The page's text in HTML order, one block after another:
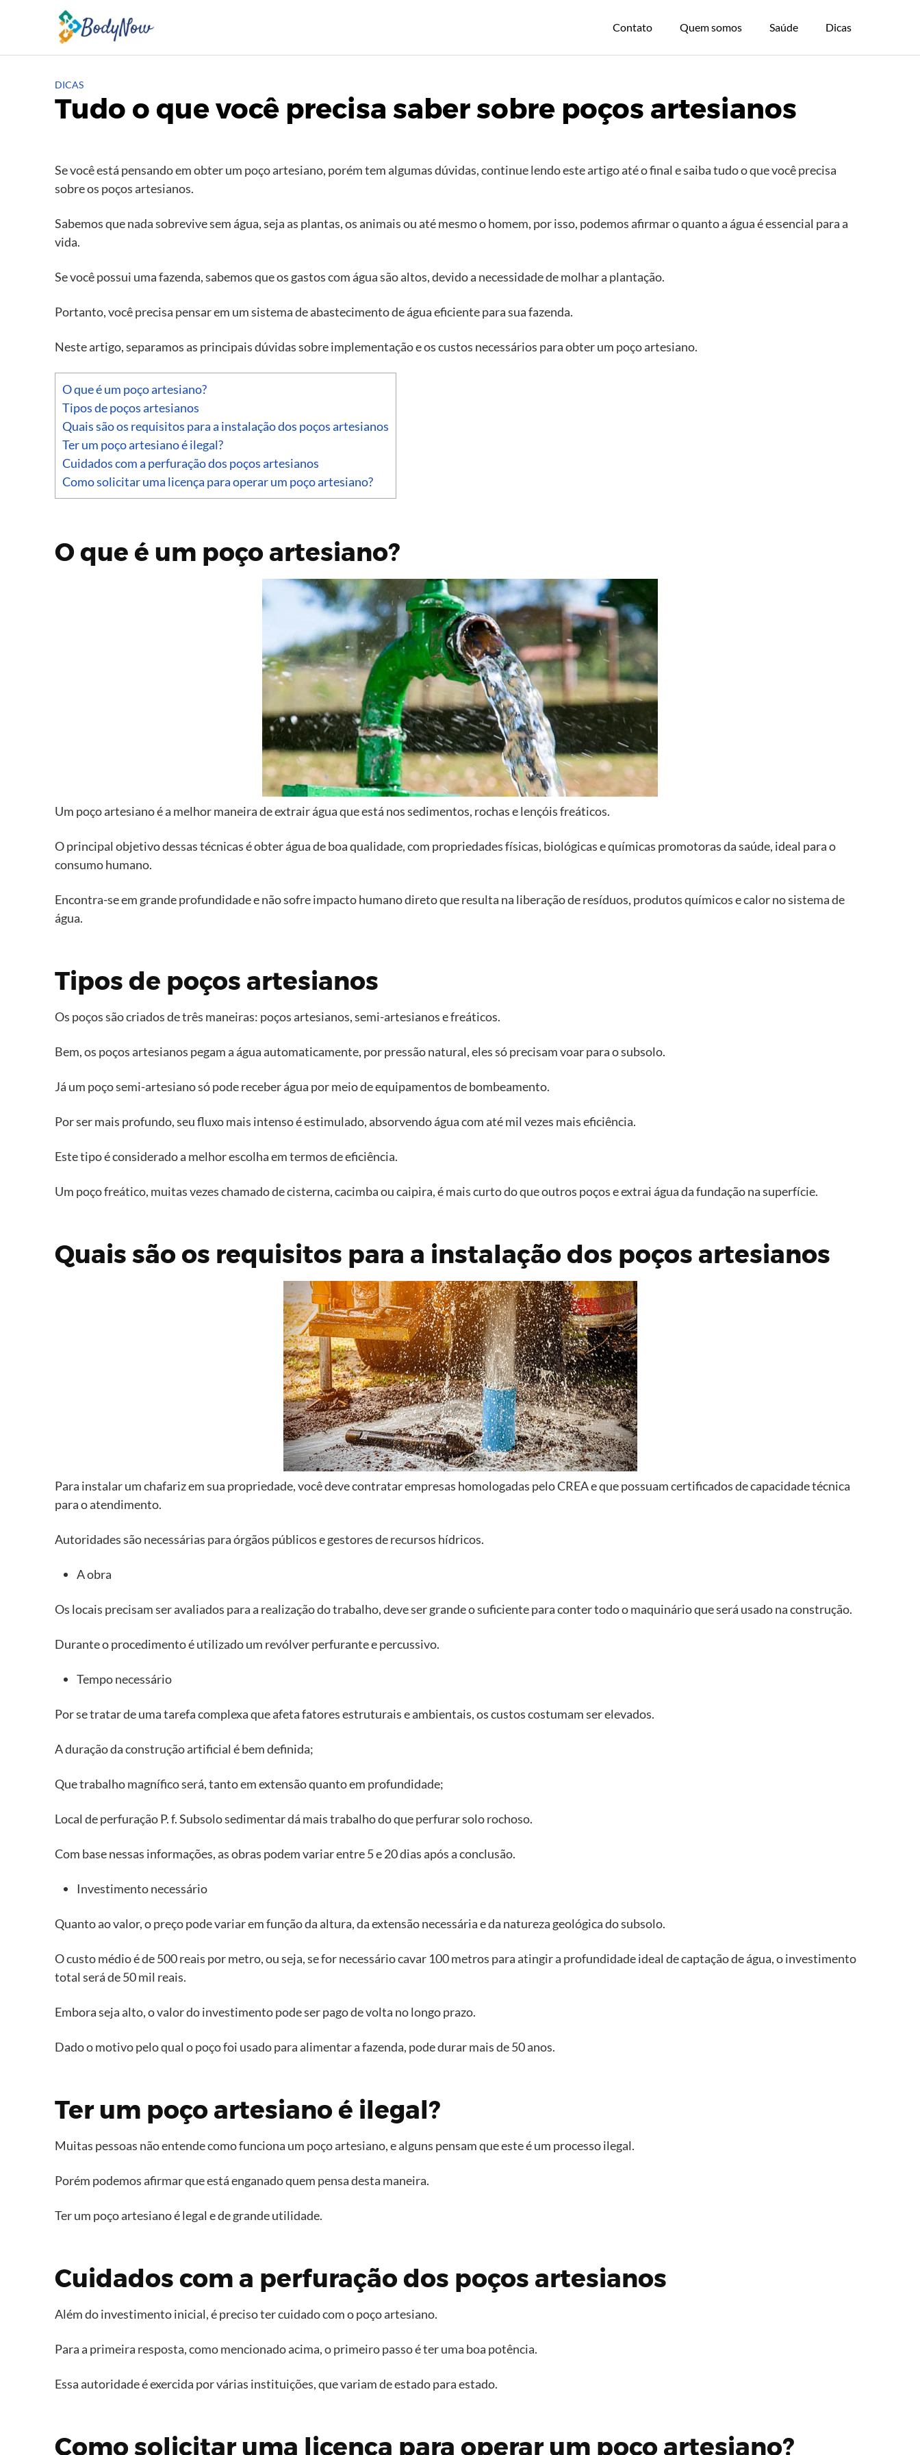
Contato Quem somos Saúde Dicas
DICAS
Tudo o que você precisa saber sobre poços artesianos
Se você está pensando em obter um poço artesiano, porém tem algumas dúvidas, continue lendo este artigo até o final e saiba tudo o que você precisa
sobre os poços artesianos.
Sabemos que nada sobrevive sem água, seja as plantas, os animais ou até mesmo o homem, por isso, podemos afirmar o quanto a água é essencial para a
vida.
Se você possui uma fazenda, sabemos que os gastos com água são altos, devido a necessidade de molhar a plantação.
Portanto, você precisa pensar em um sistema de abastecimento de água eficiente para sua fazenda.
Neste artigo, separamos as principais dúvidas sobre implementação e os custos necessários para obter um poço artesiano.
O que é um poço artesiano?
Tipos de poços artesianos
Quais são os requisitos para a instalação dos poços artesianos
Ter um poço artesiano é ilegal?
Cuidados com a perfuração dos poços artesianos
Como solicitar uma licença para operar um poço artesiano?
O que é um poço artesiano?
Um poço artesiano é a melhor maneira de extrair água que está nos sedimentos, rochas e lençóis freáticos.
O principal objetivo dessas técnicas é obter água de boa qualidade, com propriedades físicas, biológicas e químicas promotoras da saúde, ideal para o
consumo humano.
Encontra-se em grande profundidade e não sofre impacto humano direto que resulta na liberação de resíduos, produtos químicos e calor no sistema de
água.
Tipos de poços artesianos
Os poços são criados de três maneiras: poços artesianos, semi-artesianos e freáticos.
Bem, os poços artesianos pegam a água automaticamente, por pressão natural, eles só precisam voar para o subsolo.
Já um poço semi-artesiano só pode receber água por meio de equipamentos de bombeamento.
Por ser mais profundo, seu fluxo mais intenso é estimulado, absorvendo água com até mil vezes mais eficiência.
Este tipo é considerado a melhor escolha em termos de eficiência.
Um poço freático, muitas vezes chamado de cisterna, cacimba ou caipira, é mais curto do que outros poços e extrai água da fundação na superfície.
Quais são os requisitos para a instalação dos poços artesianos
Para instalar um chafariz em sua propriedade, você deve contratar empresas homologadas pelo CREA e que possuam certificados de capacidade técnica
para o atendimento.
Autoridades são necessárias para órgãos públicos e gestores de recursos hídricos.
A obra
Os locais precisam ser avaliados para a realização do trabalho, deve ser grande o suficiente para conter todo o maquinário que será usado na construção.
Durante o procedimento é utilizado um revólver perfurante e percussivo.
Tempo necessário
Por se tratar de uma tarefa complexa que afeta fatores estruturais e ambientais, os custos costumam ser elevados.
A duração da construção artificial é bem definida;
Que trabalho magnífico será, tanto em extensão quanto em profundidade;
Local de perfuração P. f. Subsolo sedimentar dá mais trabalho do que perfurar solo rochoso.
Com base nessas informações, as obras podem variar entre 5 e 20 dias após a conclusão.
Investimento necessário
Quanto ao valor, o preço pode variar em função da altura, da extensão necessária e da natureza geológica do subsolo.
O custo médio é de 500 reais por metro, ou seja, se for necessário cavar 100 metros para atingir a profundidade ideal de captação de água, o investimento
total será de 50 mil reais.
Embora seja alto, o valor do investimento pode ser pago de volta no longo prazo.
Dado o motivo pelo qual o poço foi usado para alimentar a fazenda, pode durar mais de 50 anos.
Ter um poço artesiano é ilegal?
Muitas pessoas não entende como funciona um poço artesiano, e alguns pensam que este é um processo ilegal.
Porém podemos afirmar que está enganado quem pensa desta maneira.
Ter um poço artesiano é legal e de grande utilidade.
Cuidados com a perfuração dos poços artesianos
Além do investimento inicial, é preciso ter cuidado com o poço artesiano.
Para a primeira resposta, como mencionado acima, o primeiro passo é ter uma boa potência.
Essa autoridade é exercida por várias instituições, que variam de estado para estado.
Como solicitar uma licença para operar um poço artesiano?